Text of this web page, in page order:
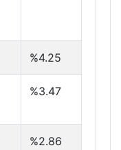
%4.25
%3.47
%2.86